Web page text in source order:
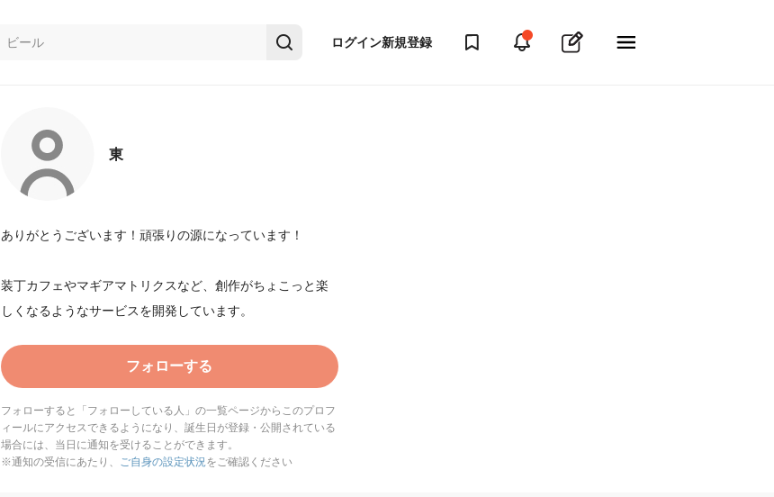
ログイン新規登録
東
ありがとうございます！頑張りの源になっています！
装丁カフェやマギアマトリクスなど、創作がちょこっと楽
しくなるようなサービスを開発しています。
フォローする
フォローすると「フォローしている人」の一覧ページからこのプロフ
ィールにアクセスできるようになり、誕生日が登録・公開されている
場合には、当日に通知を受けることができます。
※通知の受信にあたり、
ご自身の設定状況をご確認ください